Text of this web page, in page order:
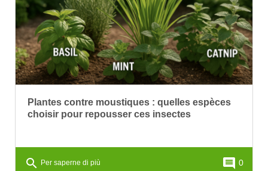
Plantes contre moustiques : quelles espèces
choisir pour repousser ces insectes
search Per saperne di più comment 0